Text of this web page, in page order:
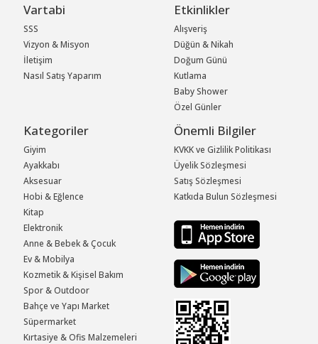
Vartabi
SSS
Vizyon & Misyon
İletişim
Nasıl Satış Yaparım
Etkinlikler
Alışveriş
Düğün & Nikah
Doğum Günü
Kutlama
Baby Shower
Özel Günler
Kategoriler
Giyim
Ayakkabı
Aksesuar
Hobi & Eğlence
Kitap
Elektronik
Anne & Bebek & Çocuk
Ev & Mobilya
Kozmetik & Kişisel Bakım
Spor & Outdoor
Bahçe ve Yapı Market
Süpermarket
Kırtasiye & Ofis Malzemeleri
Önemli Bilgiler
KVKK ve Gizlilik Politikası
Üyelik Sözleşmesi
Satış Sözleşmesi
Katkıda Bulun Sözleşmesi